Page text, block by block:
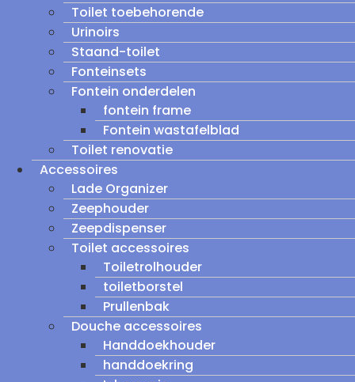
Toilet toebehorende
Urinoirs
Staand-toilet
Fonteinsets
Fontein onderdelen
fontein frame
Fontein wastafelblad
Toilet renovatie
Accessoires
Lade Organizer
Zeephouder
Zeepdispenser
Toilet accessoires
Toiletrolhouder
toiletborstel
Prullenbak
Douche accessoires
Handdoekhouder
handdoekring